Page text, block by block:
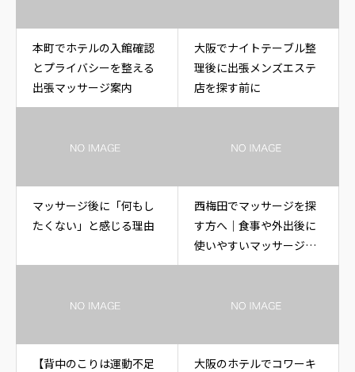
本町でホテルの入館確認
とプライバシーを整える
出張マッサージ案内
大阪でナイトテーブル整
理後に出張メンズエステ
店を探す前に
マッサージ後に「何もし
たくない」と感じる理由
西梅田でマッサージを探
す方へ｜食事や外出後に
使いやすいマッサージ案
内
【背中のこりは運動不足
大阪のホテルでコワーキ